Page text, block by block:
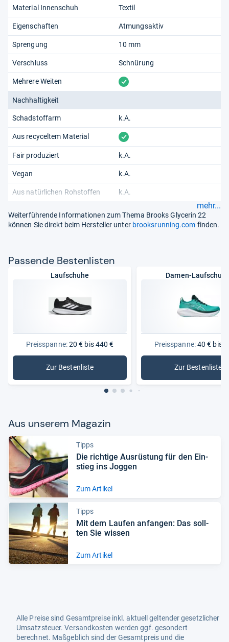
Material Innenschuh Textil
Eigenschaften Atmungsaktiv
Sprengung 10 mm
Verschluss Schnürung
Mehrere Weiten vorhanden
Nachhaltigkeit
Schadstoffarm k.A.
Aus recyceltem Material vorhanden
Fair produziert k.A.
Vegan k.A.
Aus natürlichen Rohstoffen k.A.
mehr...
Weiterführende Informationen zum Thema Brooks Glycerin 22
können Sie direkt beim Hersteller unter brooksrunning.com finden.
Pas­sende Bes­ten­lis­ten
Laufschuhe
Preisspanne:20 € bis 440 €
Zur Bestenliste
: Laufschuhe
Damen-
Preisspanne:40 € bis
Zur Bestenliste
: Damen-
Aus unse­rem Maga­zin
Tipps
Die rich­tige Aus­rüs­tung für den Ein­
stieg ins Jog­gen
Zum Artikel
Tipps
Mit dem Lau­fen anfan­gen: Das soll­
ten Sie wis­sen
Zum Artikel
Alle Preise sind Gesamtpreise inkl. aktuell geltender gesetzlicher
Umsatzsteuer. Versandkosten werden ggf. gesondert
berechnet. Maßgeblich sind der Gesamtpreis und die